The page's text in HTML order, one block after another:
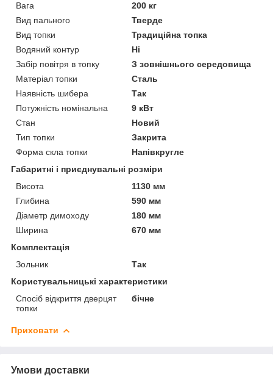
Вага
200 кг
Вид пального
Тверде
Вид топки
Традиційна топка
Водяний контур
Ні
Забір повітря в топку
З зовнішнього середовища
Матеріал топки
Сталь
Наявність шибера
Так
Потужність номінальна
9 кВт
Стан
Новий
Тип топки
Закрита
Форма скла топки
Напівкругле
Габаритні і приєднувальні розміри
Висота
1130 мм
Глибина
590 мм
Діаметр димоходу
180 мм
Ширина
670 мм
Комплектація
Зольник
Так
Користувальницькі характеристики
Спосіб відкриття дверцят
топки
бічне
Приховати
Умови доставки